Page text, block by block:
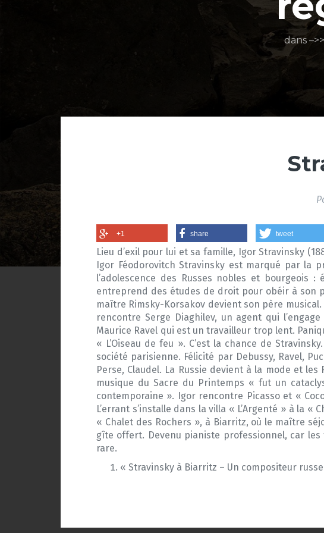
dans
+1 share tweet
Lieu d’exil pour lui et sa famille, Igor Stravinsky
Igor Féodorovitch Stravinsky est marqué par la
l’adolescence des Russes nobles et bourgeois
entreprend des études de droit pour obéir à son
maître Rimsky-Korsakov devient son père
rencontre Serge Diaghilev, un agent qui
Maurice Ravel qui est un travailleur trop lent.
« L’Oiseau de feu ». C’est la chance de
société parisienne. Félicité par Debussy, Ravel,
Perse, Claudel. La Russie devient à la mode et
musique du Sacre du Printemps « fut un
contemporaine ». Igor rencontre Picasso et «
L’errant s’installe dans la villa « L’Argenté » à la
« Chalet des Rochers », à Biarritz, où le maître
gîte offert. Devenu pianiste professionnel, car
rare.
« Stravinsky à Biarritz – Un compositeur russe